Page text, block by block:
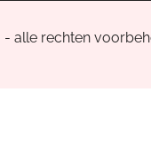
- alle rechten